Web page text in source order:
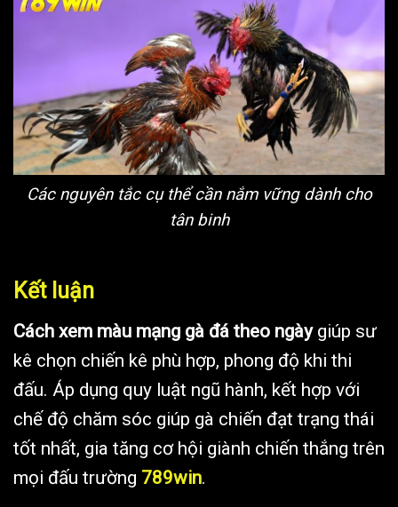
Các nguyên tắc cụ thể cần nắm vững dành cho
tân binh
Kết luận
Cách xem màu mạng gà đá theo ngàygiúp sư
kê chọn chiến kê phù hợp, phong độ khi thi
đấu. Áp dụng quy luật ngũ hành, kết hợp với
chế độ chăm sóc giúp gà chiến đạt trạng thái
tốt nhất, gia tăng cơ hội giành chiến thắng trên
mọi đấu trường 789win.